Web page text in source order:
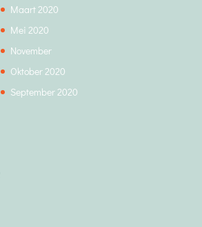
Maart 2020
Mei 2020
November
Oktober 2020
September 2020